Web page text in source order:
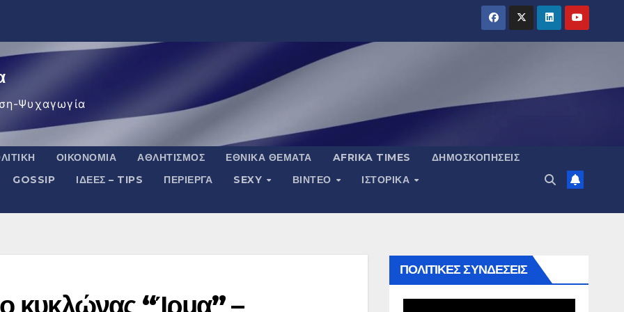
Ψυχαγωγία
ΟΙΚΟΝΟΜΊΑ ΑΘΛΗΤΙΣΜΌΣ ΕΘΝΙΚΆ ΘΈΜΑΤΑ AFRIKA TIMES
ΔΗΜΟΣΚΟΠΉΣΕΙΣ
GOSSIP ΙΔΈΕΣ – TIPS ΠΕΡΊΕΡΓΑ SEXY ΒΙΝΤΕΟ
ΙΣΤΟΡΙΚΆ
κυκλώνας “Ίρμα” –
ΠΟΛΙΤΙΚΕΣ ΣΥΝΔΕΣΕΙΣ